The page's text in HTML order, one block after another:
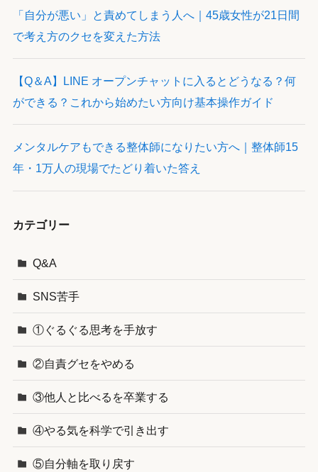
「自分が悪い」と責めてしまう人へ｜45歳女性が21日間
で考え方のクセを変えた方法
【Q＆A】LINE オープンチャットに入るとどうなる？何
ができる？これから始めたい方向け基本操作ガイド
メンタルケアもできる整体師になりたい方へ｜整体師15
年・1万人の現場でたどり着いた答え
カテゴリー
Q&A
SNS苦手
①ぐるぐる思考を手放す
②自責グセをやめる
③他人と比べるを卒業する
④やる気を科学で引き出す
⑤自分軸を取り戻す